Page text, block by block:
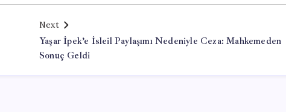
Next
Yaşar İpek’e İsleil Paylaşımı Nedeniyle Ceza: Mahkemeden
Sonuç Geldi